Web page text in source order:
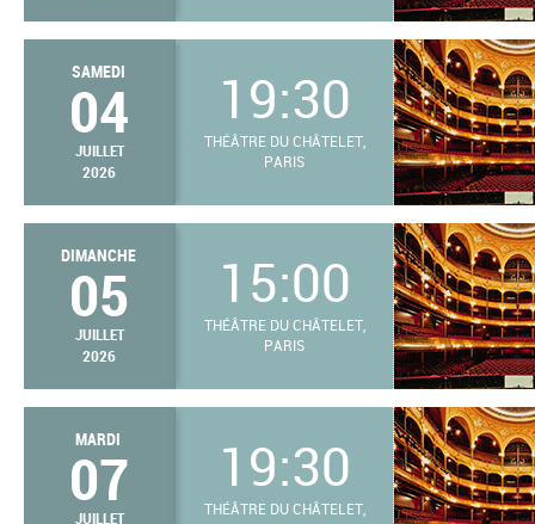
SAMEDI
04
JUILLET
2026
19:30
THÉÂTRE DU CHÂTELET,
PARIS
DIMANCHE
05
JUILLET
2026
15:00
THÉÂTRE DU CHÂTELET,
PARIS
MARDI
07
JUILLET
19:30
THÉÂTRE DU CHÂTELET,